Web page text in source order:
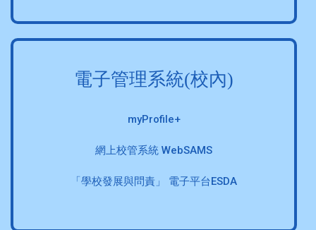
電子管理系統(校內)
myProfile+
網上校管系統 WebSAMS
「學校發展與問責」 電子平台ESDA